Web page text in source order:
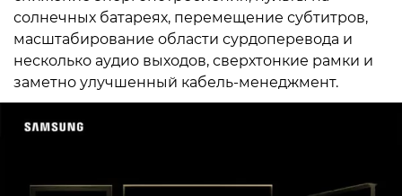
солнечных батареях, перемещение субтитров,
масштабирование области сурдоперевода и
несколько аудио выходов, сверхтонкие рамки и
заметно улучшенный кабель-менеджмент.